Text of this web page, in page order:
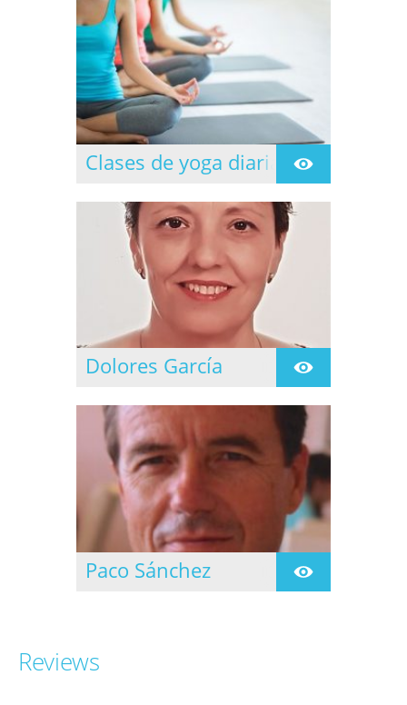
Clases de yoga diarias
los días de lunes a
jueves.
Dolores García
de Yoga en 1997
siguiendo la formación
en el Centro de Yoga
Namaste de Cornella de
Ll. en 1999
Paco Sánchez
conocer a Nil Hahoutoff
Reviews